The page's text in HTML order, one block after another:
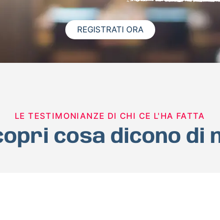
REGISTRATI ORA
LE TESTIMONIANZE DI CHI CE L'HA FATTA
cosa dicono di